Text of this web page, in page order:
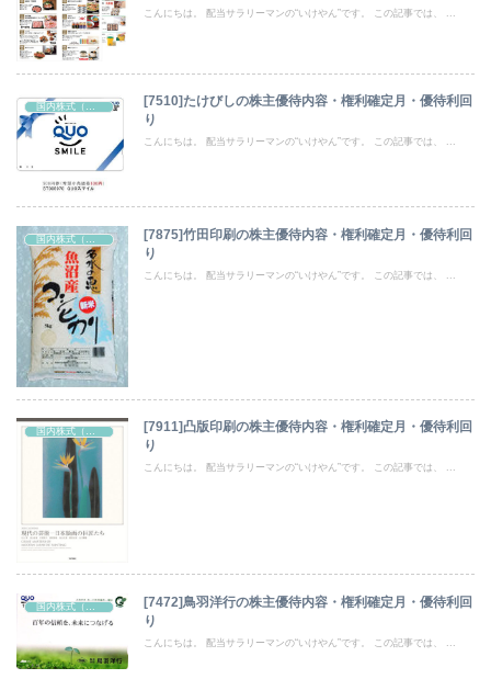
こんにちは。 配当サラリーマンの“いけやん”です。 この記事では、 ...
[7510]たけびしの株主優待内容・権利確定月・優待利回
り
こんにちは。 配当サラリーマンの“いけやん”です。 この記事では、 ...
[7875]竹田印刷の株主優待内容・権利確定月・優待利回
り
こんにちは。 配当サラリーマンの“いけやん”です。 この記事では、 ...
国内株式（株主優待）
[7911]凸版印刷の株主優待内容・権利確定月・優待利回
り
こんにちは。 配当サラリーマンの“いけやん”です。 この記事では、 ...
国内株式（株主優待）
[7472]鳥羽洋行の株主優待内容・権利確定月・優待利回
り
こんにちは。 配当サラリーマンの“いけやん”です。 この記事では、 ...